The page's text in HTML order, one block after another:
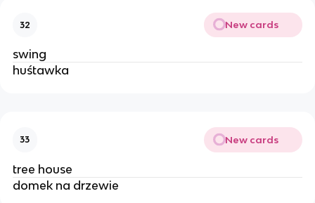
32 New cards
swing
huśtawka
33 New cards
tree house
domek na drzewie